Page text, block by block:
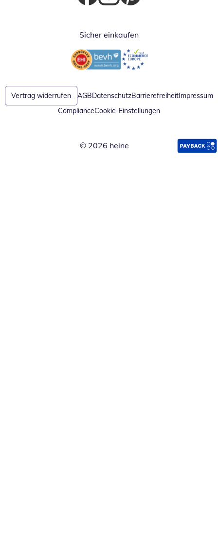
Öffnet in neuem Fenster
Öffnet in neuem Fenster
Öffnet in neuem Fenster
Sicher einkaufen
Öffnet in neuem FensterÖffnet in neuem Fenster
Vertrag widerrufen AGBDatenschutzBarrierefreiheitImpressum
ComplianceCookie-Einstellungen
© 2026 heine